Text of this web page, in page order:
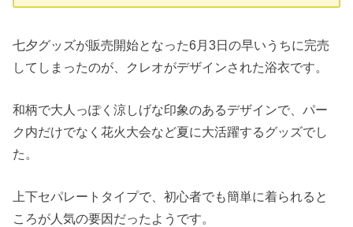
七夕グッズが販売開始となった6月3日の早いうちに完売
してしまったのが、クレオがデザインされた浴衣です。
和柄で大人っぽく涼しげな印象のあるデザインで、パー
ク内だけでなく花火大会など夏に大活躍するグッズでし
た。
上下セパレートタイプで、初心者でも簡単に着られると
ころが人気の要因だったようです。